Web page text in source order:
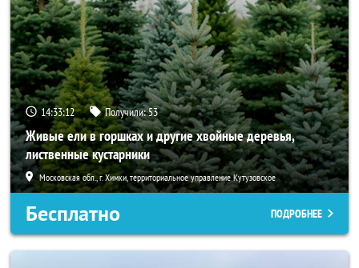
14:33:10 Получили:53
Живые ели в горшках и другие хвойные деревья,
лиственные кустарники
Московская обл., г. Химки, территориальное управление Кутузовское
Бесплатно ПОДРОБНЕЕ